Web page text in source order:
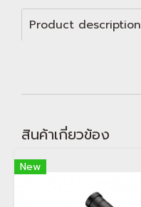
Product description
สินค้าเกี่ยวข้อง
New